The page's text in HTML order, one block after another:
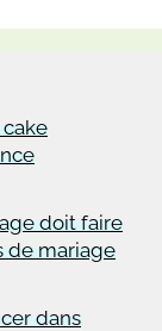
doit faire
de mariage
dans